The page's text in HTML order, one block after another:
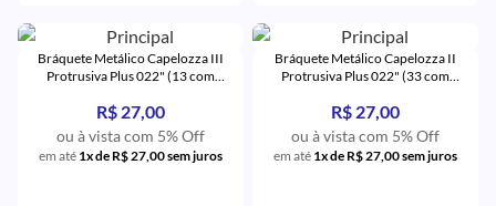
Bráquete Metálico Capelozza III
Protrusiva Plus 022" (13 com
R$ 27,00
ou à vista com 5% Off
em até 1x de R$ 27,00 sem juros
Bráquete Metálico Capelozza II
Protrusiva Plus 022" (33 com
R$ 27,00
ou à vista com 5% Off
em até 1x de R$ 27,00 sem juros